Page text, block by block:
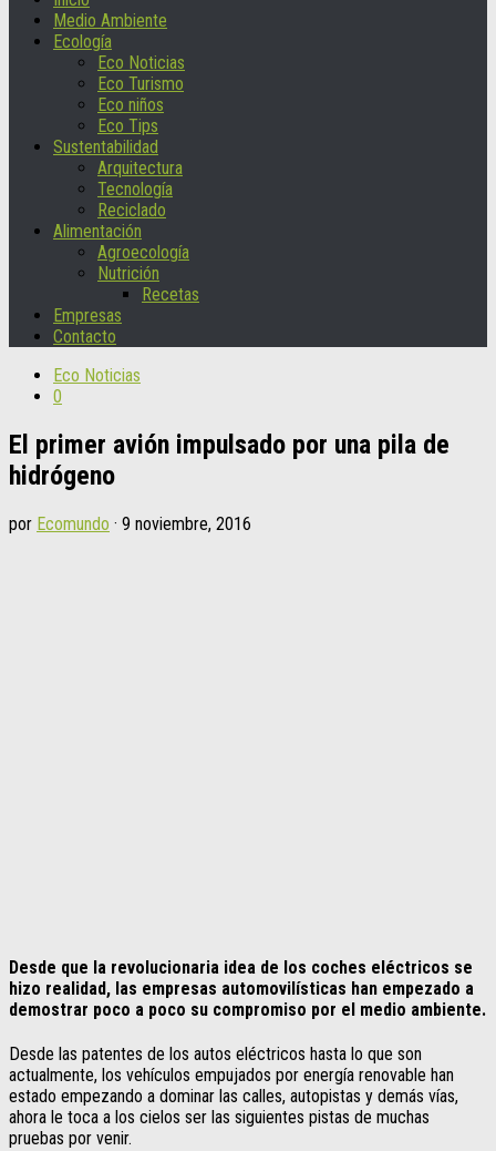
Medio Ambiente
Ecología
Eco Noticias
Eco Turismo
Eco niños
Eco Tips
Sustentabilidad
Arquitectura
Tecnología
Reciclado
Alimentación
Agroecología
Nutrición
Recetas
Empresas
Contacto
Eco Noticias
0
El primer avión impulsado por una pila de
hidrógeno
por Ecomundo · 9 noviembre, 2016
Desde que la revolucionaria idea de los coches eléctricos se
hizo realidad, las empresas automovilísticas han empezado a
demostrar poco a poco su compromiso por el medio ambiente.
Desde las patentes de los autos eléctricos hasta lo que son
actualmente, los vehículos empujados por energía renovable han
estado empezando a dominar las calles, autopistas y demás vías,
ahora le toca a los cielos ser las siguientes pistas de muchas
pruebas por venir.